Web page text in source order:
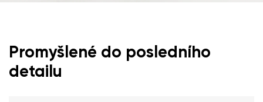
Promyšlené do posledního
detailu